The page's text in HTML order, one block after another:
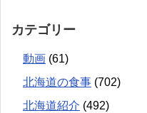
カテゴリー
動画 (61)
北海道の食事 (702)
北海道紹介 (492)